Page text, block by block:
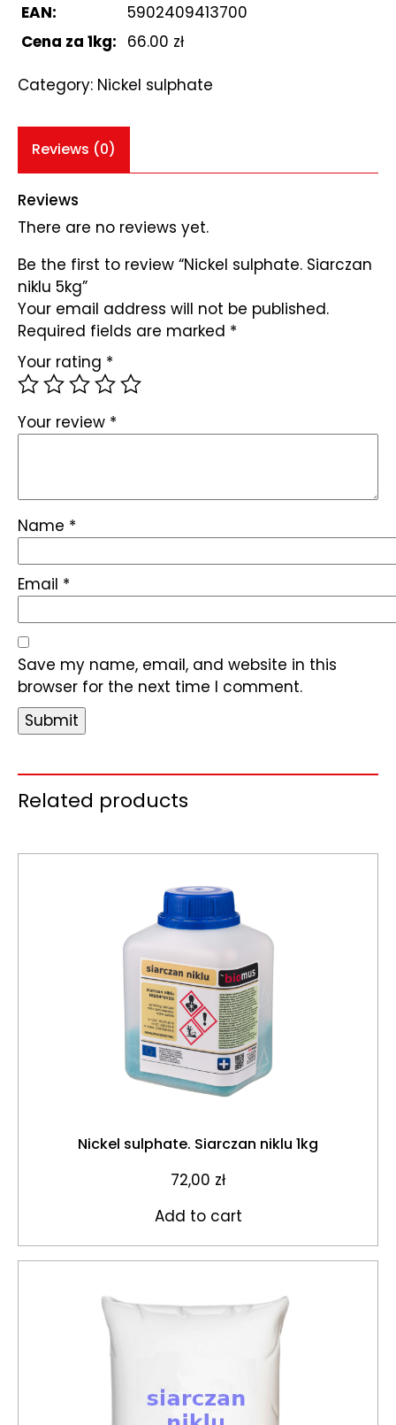
niklu
5kg
EAN:
5902409413700
Cena za 1kg: 66.00 zł
Category: Nickel sulphate
Reviews (0)
Reviews
There are no reviews yet.
Be the first to review “Nickel sulphate. Siarczan
niklu 5kg”
Your email address will not be published.
Required fields are marked *
Your rating *
Your review *
Name *
Email *
Save my name, email, and website in this
browser for the next time I comment.
Related products
Nickel sulphate. Siarczan niklu 1kg
72,00 zł
Add to cart